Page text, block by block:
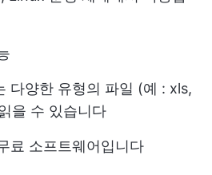
다양한 유형의 파일 (예 : xls,
을 수 있습니다
료 소프트웨어입니다